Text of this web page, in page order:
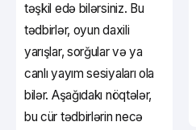
təşkil edə bilərsiniz. Bu
tədbirlər, oyun daxili
yarışlar, sorğular və ya
canlı yayım sesiyaları ola
bilər. Aşağıdakı nöqtələr,
bu cür tədbirlərin necə